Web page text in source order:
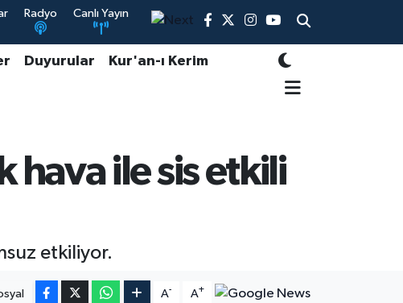
Radyo Canlı Yayın
Duyurular Kur'an-ı Kerim
hava ile sis etkili
etkiliyor.
A- A+